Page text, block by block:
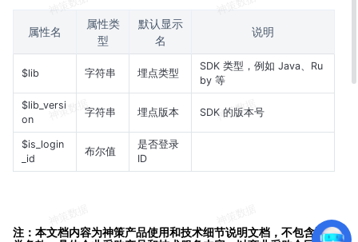
属性名
属性类
型
默认显示
名
说明
$lib 字符串 埋点类型
SDK 类型，例如 Java、Ru
by 等
$lib_versi
on
字符串 埋点版本 SDK 的版本号
$is_login
_id
布尔值
是否登录
ID
注：本文档内容为神策产品使用和技术细节说明文档，不包含适销